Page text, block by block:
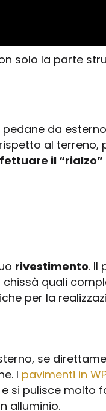
solo la parte
da
al terreno,
il “rialzo”
rivestimento. Il
quali
per la
se
I pavimenti in
si pulisce molto
alluminio.